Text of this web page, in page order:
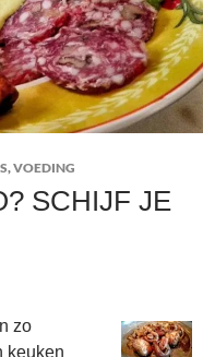
,VOEDING
SCHIJF JE
zo
keuken